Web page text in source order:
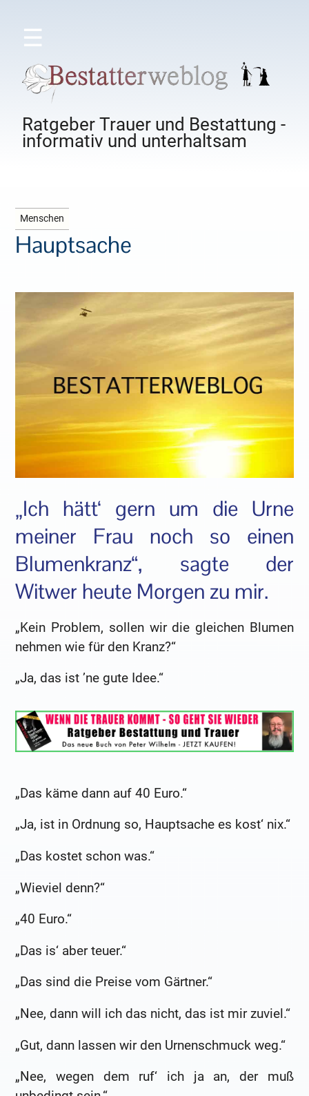
☰
Ratgeber Trauer und Bestattung -
informativ und unterhaltsam
Menschen
Hauptsache
„Ich hätt‘ gern um die Urne
meiner Frau noch so einen
Blumenkranz“, sagte der
Witwer heute Morgen zu mir.
„Kein Problem, sollen wir die gleichen Blumen
nehmen wie für den Kranz?“
„Ja, das ist ’ne gute Idee.“
„Das käme dann auf 40 Euro.“
„Ja, ist in Ordnung so, Hauptsache es kost‘ nix.“
„Das kostet schon was.“
„Wieviel denn?“
„40 Euro.“
„Das is‘ aber teuer.“
„Das sind die Preise vom Gärtner.“
„Nee, dann will ich das nicht, das ist mir zuviel.“
„Gut, dann lassen wir den Urnenschmuck weg.“
„Nee, wegen dem ruf‘ ich ja an, der muß